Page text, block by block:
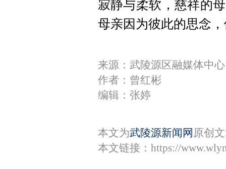
寂静与柔软，慈祥的
母亲因为彼此的思念
来源：武陵源区融媒体中心
作者：曾红彬
编辑：张婷
本文为武陵源新闻网 原创
本文链接： https://